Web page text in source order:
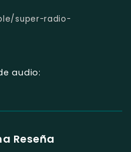
super-radio-
audio:
Reseña